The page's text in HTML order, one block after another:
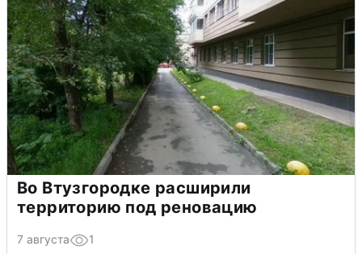
Во Втузгородке расширили
территорию под реновацию
7 августа 1